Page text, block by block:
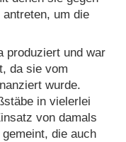
um die
produziert und war
da sie vom
wurde.
in vielerlei
von damals
die auch